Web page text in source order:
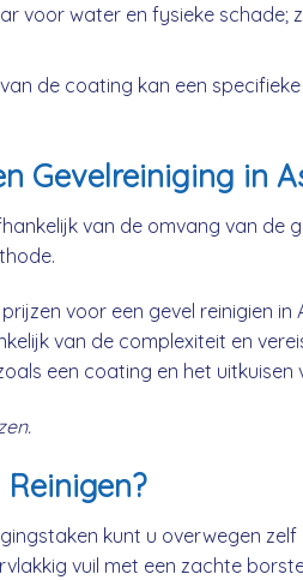
voor water en fysieke schade;
de coating kan een
Gevelreiniging in
van de omvang van de
voor een gevel reinigien
van de complexiteit en
een coating en het
kunt u overwegen
vuil met een zachte